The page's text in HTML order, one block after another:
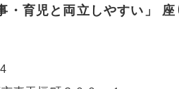
・育児と両立しやすい」